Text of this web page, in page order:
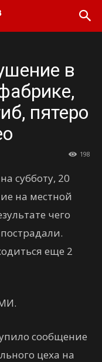
в
пятеро
198
субботу, 20
на местной
чего
еще 2
сообщение
цеха на